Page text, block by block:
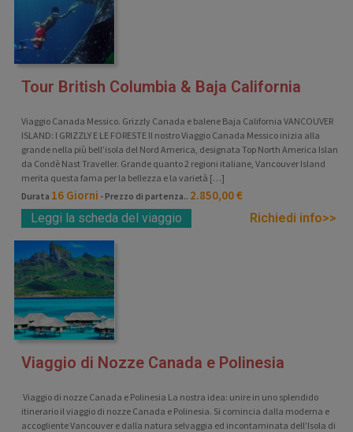
Tour British Columbia & Baja California
Viaggio Canada Messico. Grizzly Canada e balene Baja California VANCOUVER
ISLAND: I GRIZZLY E LE FORESTE Il nostro Viaggio Canada Messico inizia alla
grande nella più bell’isola del Nord America, designata Top North America Island
da Condè Nast Traveller. Grande quanto 2 regioni italiane, Vancouver Island
merita questa fama per la bellezza e la varietà […]
Durata 16 Giorni - Prezzo di partenza.. 2.850,00 €
Leggi la scheda del viaggio
Richiedi info>>
Viaggio di Nozze Canada e Polinesia
Viaggio di nozze Canada e Polinesia La nostra idea: unire in uno splendido
itinerario il viaggio di nozze Canada e Polinesia. Si comincia dalla moderna e
accogliente Vancouver e dalla natura selvaggia ed incontaminata dell’Isola di